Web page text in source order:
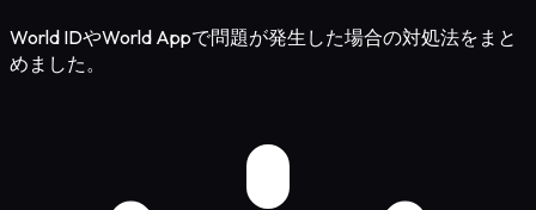
World IDやWorld Appで問題が発生した場合の対処法をまと
めました。